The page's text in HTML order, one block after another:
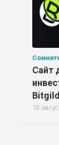
Сайт
13